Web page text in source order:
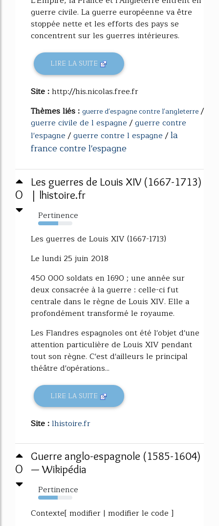
guerre civile. La guerre européenne va être
stoppée nette et les efforts des pays se
concentrent sur les guerres intérieures.
LIRE LA SUITE
Site :http://his.nicolas.free.fr
Thèmes liés : guerre d'espagne contre l'angleterre/
guerre civile de l espagne/guerre contre
l'espagne/guerre contre l espagne/la
france contre l'espagne
0
Les guerres de Louis XIV (1667-1713)
| lhistoire.fr
Pertinence
58%
Les guerres de Louis XIV (1667-1713)
Le lundi 25 juin 2018
450 000 soldats en 1690 ; une année sur
deux consacrée à la guerre : celle-ci fut
centrale dans le règne de Louis XIV. Elle a
profondément transformé le royaume.
Les Flandres espagnoles ont été l'objet d'une
attention particulière de Louis XIV pendant
tout son règne. C'est d'ailleurs le principal
théâtre d'opérations...
LIRE LA SUITE
Site :lhistoire.fr
0
Guerre anglo-espagnole (1585-1604)
— Wikipédia
Pertinence
57%
Contexte[ modifier | modifier le code ]